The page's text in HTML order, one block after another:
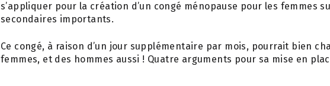
s’appliquer pour la création d’un congé ménopause pour les femmes
secondaires importants.
Ce congé, à raison d’un jour supplémentaire par mois, pourrait bien
femmes, et des hommes aussi ! Quatre arguments pour sa mise en